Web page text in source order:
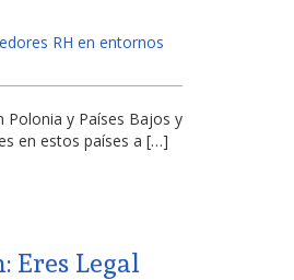
RH en entornos
Polonia y Países Bajos y
en estos países a […]
Eres Legal